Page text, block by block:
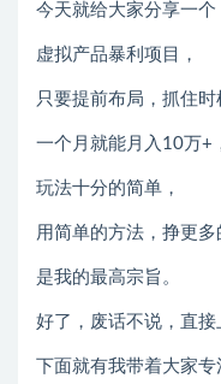
今天就给大家分享一个
虚拟产品暴利项目，
只要提前布局，抓住时
一个月就能月入10万+
玩法十分的简单，
用简单的方法，挣更多
是我的最高宗旨。
好了，废话不说，直
下面就有我带着大家